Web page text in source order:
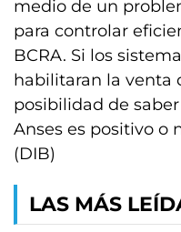
medio de un
para controlar
BCRA. Si los
habilitaran la venta
posibilidad de
Anses es positivo o
(DIB)
LAS MÁS